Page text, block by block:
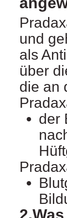
und
als
über
die an
der